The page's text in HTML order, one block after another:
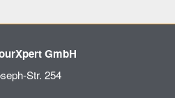
GmbH
Str. 254